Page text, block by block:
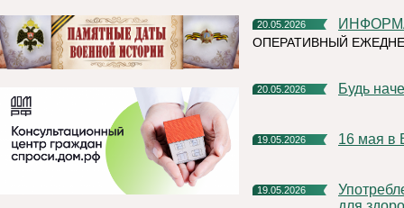
20.05.2026
ОПЕРАТИВНЫЙ
20.05.2026 Будь
19.05.2026 16 мая
19.05.2026
Употребление наркотических и психотропных веществ опасно